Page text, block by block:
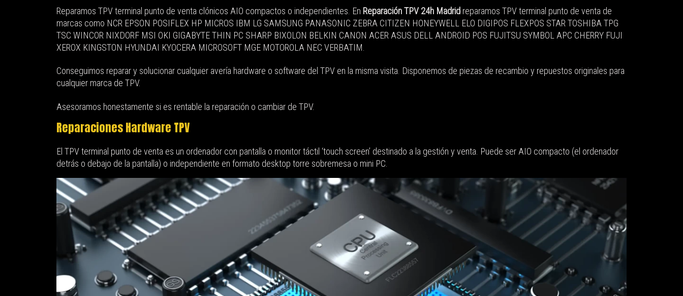
Reparamos TPV terminal punto de venta clónicos AIO compactos o independientes. En Reparación TPV 24h Madrid reparamos TPV terminal punto de venta de
marcas como NCR EPSON POSIFLEX HP MICROS IBM LG SAMSUNG PANASONIC ZEBRA CITIZEN HONEYWELL ELO DIGIPOS FLEXPOS STAR TOSHIBA TPG
TSC WINCOR NIXDORF MSI OKI GIGABYTE THIN PC SHARP BIXOLON BELKIN CANON ACER ASUS DELL ANDROID POS FUJITSU SYMBOL APC CHERRY FUJI
XEROX KINGSTON HYUNDAI KYOCERA MICROSOFT MGE MOTOROLA NEC VERBATIM.
Conseguimos reparar y solucionar cualquier avería hardware o software del TPV en la misma visita. Disponemos de piezas de recambio y repuestos originales para
cualquier marca de TPV.
Asesoramos honestamente si es rentable la reparación o cambiar de TPV.
Reparaciones Hardware TPV
El TPV terminal punto de venta es un ordenador con pantalla o monitor táctil ‘touch screen’ destinado a la gestión y venta. Puede ser AIO compacto (el ordenador
detrás o debajo de la pantalla) o independiente en formato desktop torre sobremesa o mini PC.